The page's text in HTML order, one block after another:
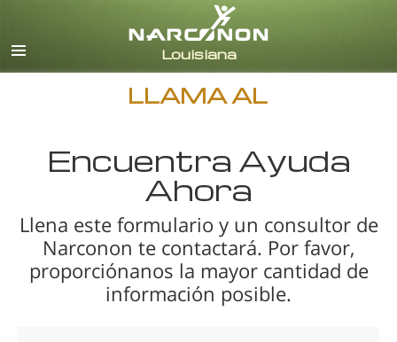
LLAMA AL
Encuentra Ayuda
Ahora
Llena este formulario y un consultor de
Narconon te contactará. Por favor,
proporciónanos la mayor cantidad de
información posible.